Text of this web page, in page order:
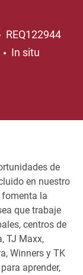
REQ122944
In situ
de
en nuestro
la
que trabaje
centros de
TJ Maxx,
Winners y TK
aprender,